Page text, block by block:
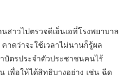
าวไปตรวจดีเอ็นเอที่โรงพยาบาล
ดว่าจะใช้เวลาไม่นานก็รู้ผล
บัตรประจำตัวประชาชนคนไร้
เพื่อให้ได้สิทธิบางอย่าง เช่น ฉีด